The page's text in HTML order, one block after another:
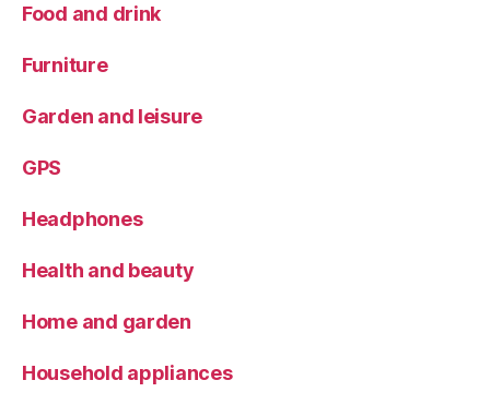
Food and drink
Furniture
Garden and leisure
GPS
Headphones
Health and beauty
Home and garden
Household appliances